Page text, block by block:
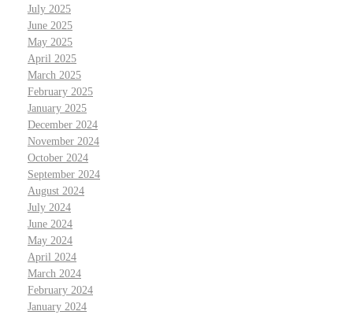
July 2025
June 2025
May 2025
April 2025
March 2025
February 2025
January 2025
December 2024
November 2024
October 2024
September 2024
August 2024
July 2024
June 2024
May 2024
April 2024
March 2024
February 2024
January 2024